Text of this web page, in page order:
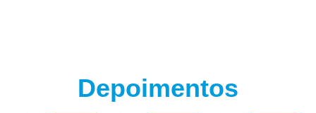
Depoimentos